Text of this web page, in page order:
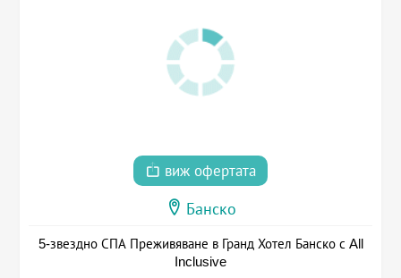
виж офертата
Банско
5-звездно СПА Преживяване в Гранд Хотел Банско с All
Inclusive